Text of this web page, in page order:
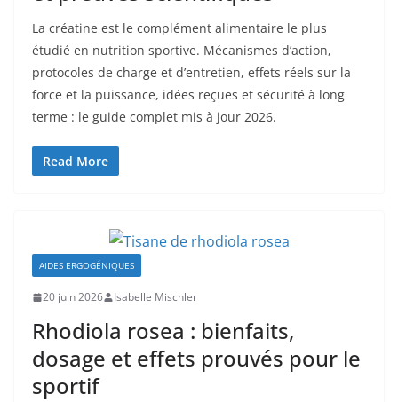
La créatine est le complément alimentaire le plus
étudié en nutrition sportive. Mécanismes d’action,
protocoles de charge et d’entretien, effets réels sur la
force et la puissance, idées reçues et sécurité à long
terme : le guide complet mis à jour 2026.
Read More
AIDES ERGOGÉNIQUES
20 juin 2026 Isabelle Mischler
Rhodiola rosea : bienfaits,
dosage et effets prouvés pour le
sportif